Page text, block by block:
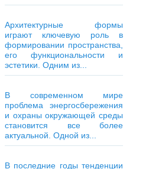
Архитектурные формы
играют ключевую роль в
формировании пространства,
его функциональности и
эстетики. Одним из...
В современном мире
проблема энергосбережения
и охраны окружающей среды
становится все более
актуальной. Одной из...
В последние годы тенденции